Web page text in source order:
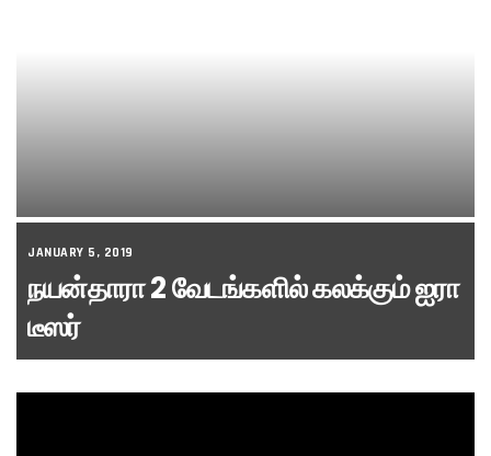
JANUARY 5, 2019
நயன்தாரா 2 வேடங்களில் கலக்கும் ஐரா
டீஸர்